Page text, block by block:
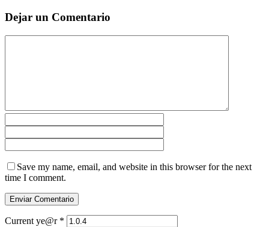
Dejar un Comentario
Save my name, email, and website in this browser for the next
time I comment.
Current ye@r *